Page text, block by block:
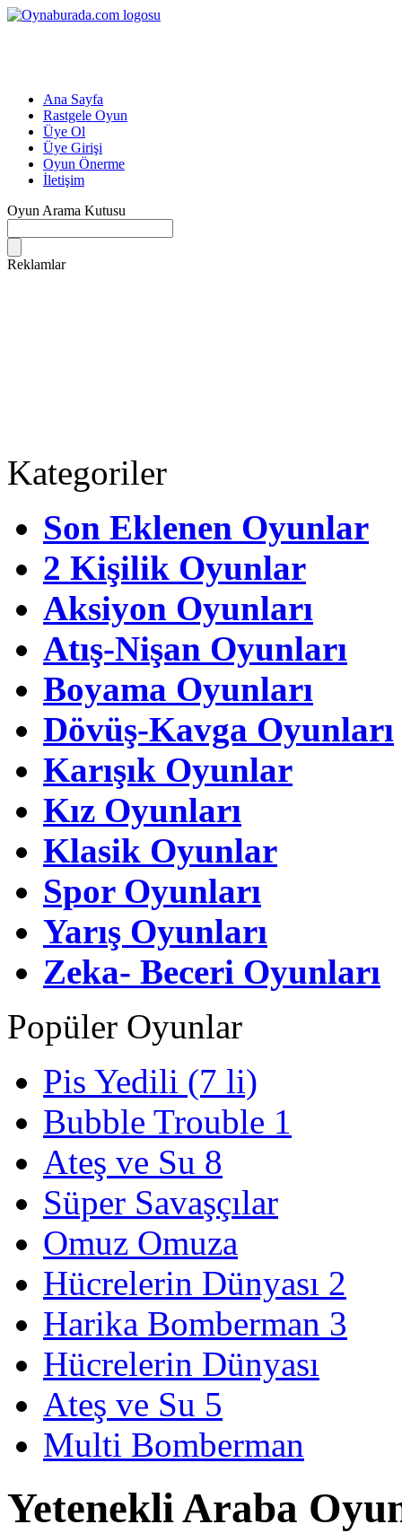
Ana Sayfa
Rastgele Oyun
Üye Ol
Üye Girişi
Oyun Önerme
İletişim
Oyun Arama Kutusu
Reklamlar
Kategoriler
Son Eklenen Oyunlar
2 Kişilik Oyunlar
Aksiyon Oyunları
Atış-Nişan Oyunları
Boyama Oyunları
Dövüş-Kavga Oyunları
Karışık Oyunlar
Kız Oyunları
Klasik Oyunlar
Spor Oyunları
Yarış Oyunları
Zeka- Beceri Oyunları
Popüler Oyunlar
Pis Yedili (7 li)
Bubble Trouble 1
Ateş ve Su 8
Süper Savaşçılar
Omuz Omuza
Hücrelerin Dünyası 2
Harika Bomberman 3
Hücrelerin Dünyası
Ateş ve Su 5
Multi Bomberman
Yetenekli Araba